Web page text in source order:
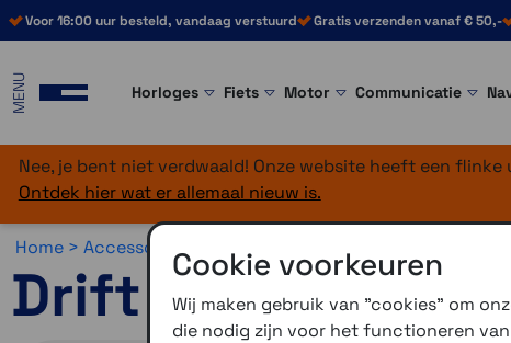
Voor 16:00 uur besteld, vandaag verstuurd Gratis verzenden vanaf € 50,-
MENU Horloges Fiets Motor Communicatie
Nee, je bent niet verdwaald! Onze website heeft een
Ontdek hier wat er allemaal nieuw is.
Home > Accessoires >
Drift flat surfing
Cookie voorkeuren
Wij maken gebruik van "cookies" om
die nodig zijn voor het functioneren